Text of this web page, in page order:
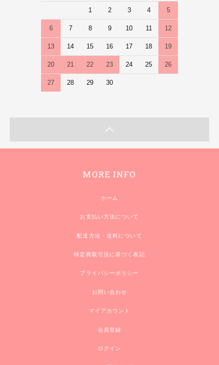
1 2 3 4 5
6 7 8 9 10 11 12
13 14 15 16 17 18 19
20 21 22 23 24 25 26
27 28 29 30
MORE INFO
ホーム
お支払い方法について
配送方法・送料について
特定商取引法に基づく表記
プライバシーポリシー
お問い合わせ
マイアカウント
会員登録
ログイン